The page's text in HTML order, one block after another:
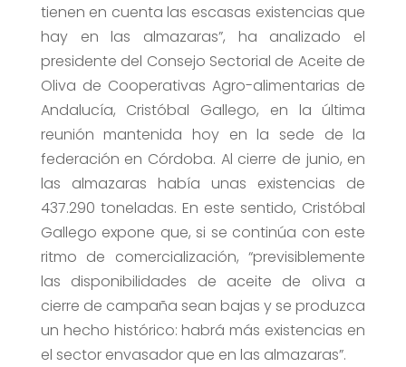
tienen en cuenta las escasas existencias que
hay en las almazaras”, ha analizado el
presidente del Consejo Sectorial de Aceite de
Oliva de Cooperativas Agro-alimentarias de
Andalucía, Cristóbal Gallego, en la última
reunión mantenida hoy en la sede de la
federación en Córdoba. Al cierre de junio, en
las almazaras había unas existencias de
437.290 toneladas. En este sentido, Cristóbal
Gallego expone que, si se continúa con este
ritmo de comercialización, “previsiblemente
las disponibilidades de aceite de oliva a
cierre de campaña sean bajas y se produzca
un hecho histórico: habrá más existencias en
el sector envasador que en las almazaras”.